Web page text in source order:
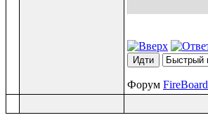
Форум FireBoard